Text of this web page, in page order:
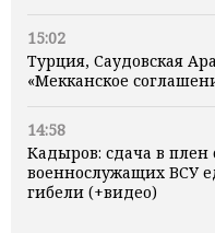
15:02
Турция, Саудовская
«Мекканское
14:58
Кадыров: сдача в плен
военнослужащих ВСУ
гибели (+видео)